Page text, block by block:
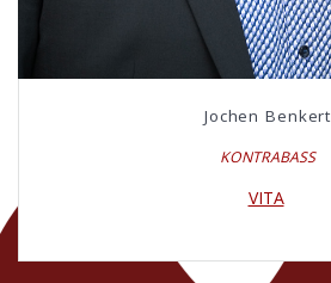
Jochen Benkert
KONTRABASS
VITA